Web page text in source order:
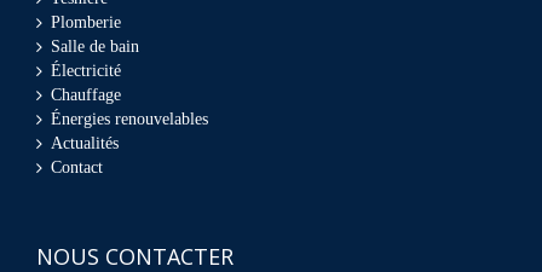
Plomberie
Salle de bain
Électricité
Chauffage
Énergies renouvelables
Actualités
Contact
NOUS CONTACTER